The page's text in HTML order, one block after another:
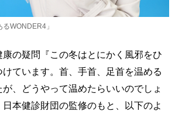
WONDER4」
の疑問『この冬はとにかく風邪をひ
ています。首、手首、足首を温める
、どうやって温めたらいいのでしょ
本健診財団の監修のもと、以下のよ